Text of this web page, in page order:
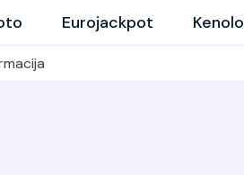
Eurojackpot